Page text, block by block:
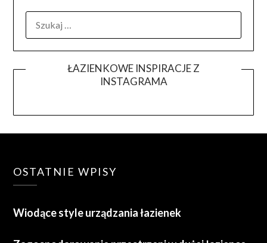
ŁAZIENKOWE INSPIRACJE Z
INSTAGRAMA
OSTATNIE WPISY
Wiodące style urządzania łazienek